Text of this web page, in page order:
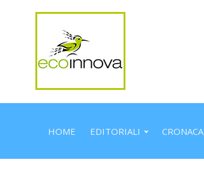
HOME EDITORIALI CRONACA